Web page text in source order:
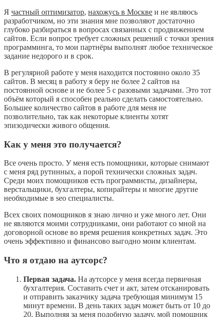
Я частный оптимизатор, нахожусь в Москве и не являюсь
разработчиком, но эти знания мне позволяют достаточно
глубоко разбираться в вопросах связанных с продвижением
сайтов. Если вопрос требует сложных решений с точки зрения
программинга, то мои партнёры выполнят любое техническое
задание недорого и в срок.
В регулярной работе у меня находится постоянно около 35
сайтов. В месяц в работу я беру не более 2 сайтов на
постоянной основе и не более 5 с разовыми задачами. Это тот
объём который я способен реально сделать самостоятельно.
Большее количество сайтов в работе для меня не
позволительно, так как некоторые клиенты хотят
эпизодически живого общения.
Как у меня это получается?
Все очень просто. У меня есть помощники, которые снимают
с меня ряд рутинных, а порой технически сложных задач.
Среди моих помощников есть программисты, дизайнеры,
верстальщики, бухгалтеры, копирайтеры и многие другие
необходимые в seo специалисты.
Всех своих помощников я знаю лично и уже много лет. Они
не являются моими сотрудниками, они работают со мной на
договорной основе во время решения конкретных задач. Это
очень эффективно и финансово выгодно моим клиентам.
Что я отдаю на аутсорс?
Первая задача. На аутсорсе у меня всегда первичная
бухгалтерия. Составить счет и акт, затем отсканировать
и отправить заказчику задача требующая минимум 15
минут времени. В день таких задач может быть от 10 до
20. Выполняя за меня подобную задачу, мой помощник